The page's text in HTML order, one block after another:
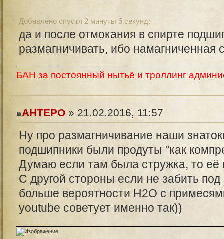
Добавлено спустя 2 минуты 5 секунд:
да и после отмокания в спирте
размагничивать, ибо намагниченная
БАН за постоянный нытьё и троллинг
AHTEPO » 21.02.2016, 11:57
Ну про размагничивание наши
подшипники были продуты "как
Думаю если там была стружка, то
С другой стороны если не забить под
больше вероятности H2O с
youtube советует именно так))